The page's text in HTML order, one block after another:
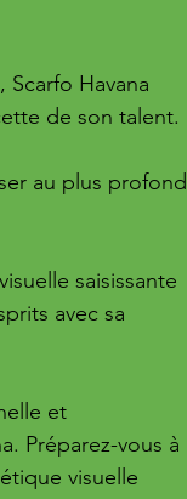
Havana
de son talent.
au plus profond
saisissante
avec sa
et
Préparez-vous à
visuelle